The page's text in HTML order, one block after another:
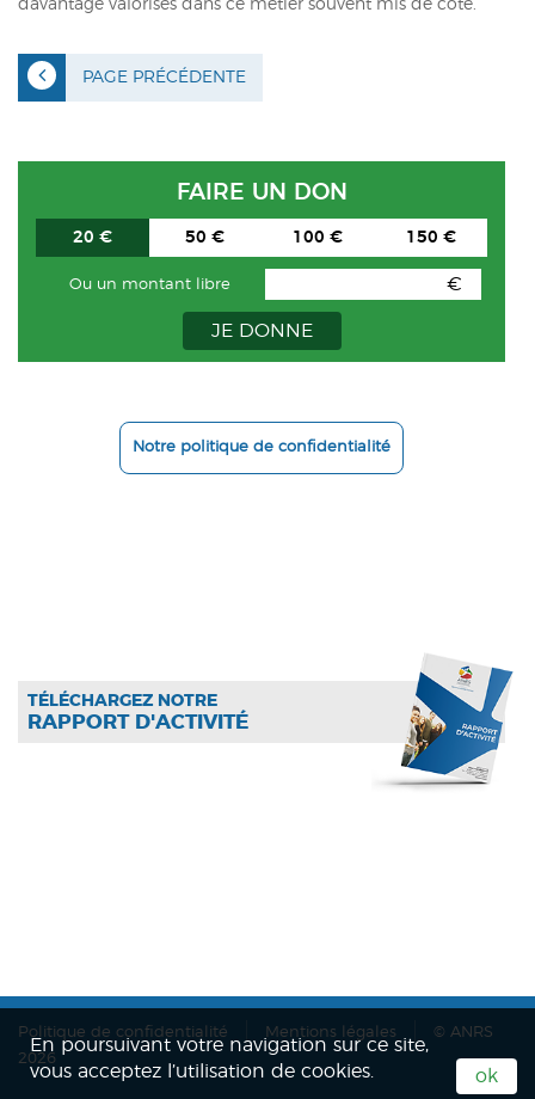
davantage valorisés dans ce métier souvent mis de côté.
PAGE PRÉCÉDENTE
FAIRE UN DON
20 € 50 € 100 € 150 €
Ou un montant libre €
JE DONNE
Notre politique de confidentialité
TÉLÉCHARGEZ NOTRE
RAPPORT D'ACTIVITÉ
Politique de confidentialité Mentions légales
© ANRS
2026
En poursuivant votre navigation sur ce site,
vous acceptez l’utilisation de cookies.
ok